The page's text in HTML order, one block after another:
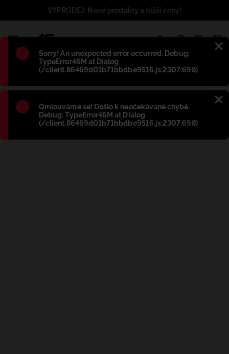
Błąd:
Sorry! An unexpected error occurred. Debug:
TypeError46M at Dialog
(/client.86469d01b71bbdbe9516.js:2307:698)
Błąd:
Omlouváme se! Došlo k neočekávané chybě.
Debug: TypeError46M at Dialog
(/client.86469d01b71bbdbe9516.js:2307:698)
VÝPRODEJ: Nové produkty a nižší ceny!